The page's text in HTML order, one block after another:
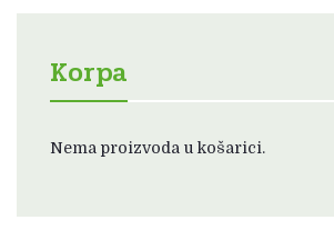
Korpa
Nema proizvoda u košarici.